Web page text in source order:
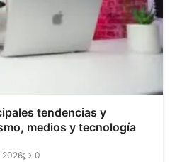
tendencias y
medios y tecnología
2026 0